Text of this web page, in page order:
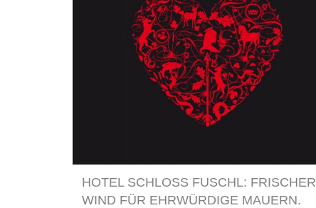
HOTEL SCHLOSS FUSCHL: FRISCHER
WIND FÜR EHRWÜRDIGE MAUERN.